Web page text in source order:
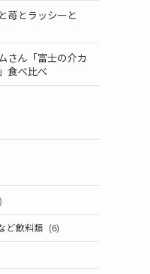
苺とラッシーと
さん「富士の介カ
食べ比べ
ど飲料類 (6)